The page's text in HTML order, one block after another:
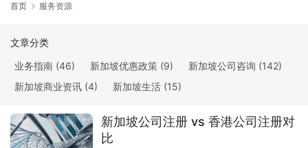
首页 服务资源
文章分类
业务指南 (46) 新加坡优惠政策 (9) 新加坡公司咨询 (142)
新加坡商业资讯 (4) 新加坡生活 (15)
新加坡公司注册 vs 香港公司注册对
比